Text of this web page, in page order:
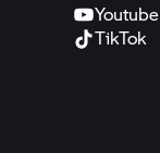
Youtube
TikTok